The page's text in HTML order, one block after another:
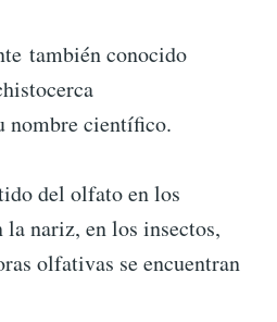
también conocido
nombre científico.
del olfato en los
la nariz, en los insectos,
olfativas se encuentran